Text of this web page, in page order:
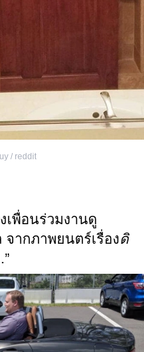
/ reddit
เพื่อนร่วมงานดู
จากภาพยนตร์เรื่องดิ